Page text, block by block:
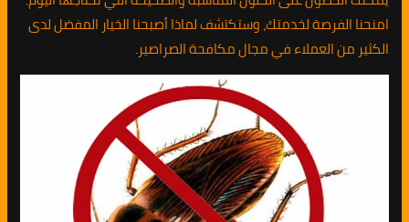
امنحنا الفرصة لخدمتك، وستكتشف لماذا أصبحنا الخيار المفضل لدى
الكثير من العملاء في مجال مكافحة الصراصير.